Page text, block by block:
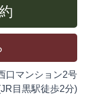
口マンション2号
目黒駅徒歩2分)